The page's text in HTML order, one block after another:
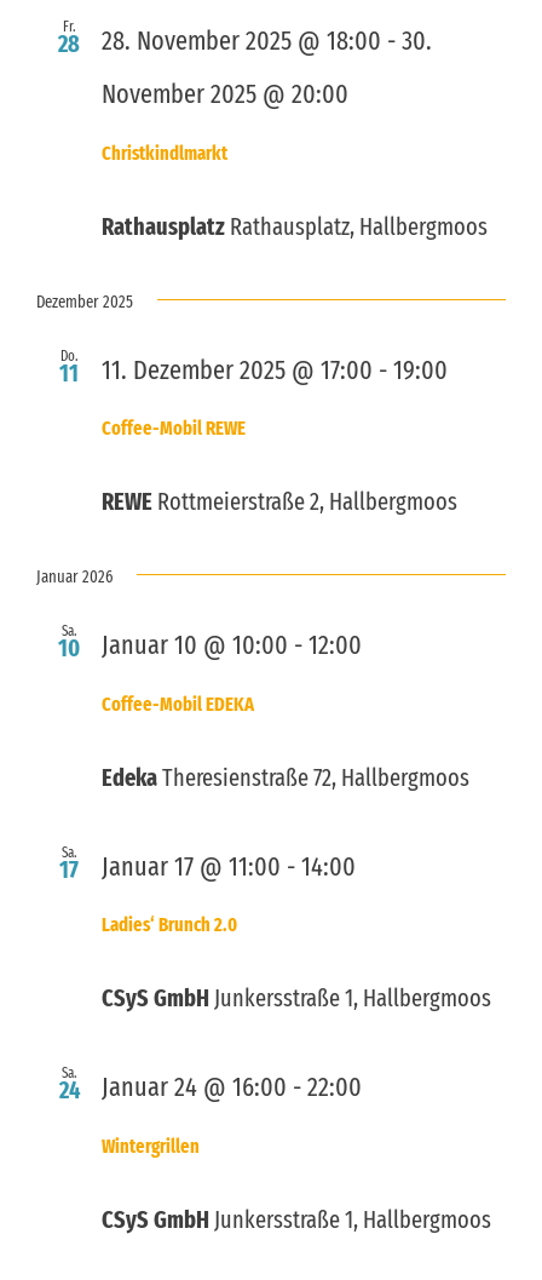
Fr.
28
Christkindlmarkt
28. November 2025 @ 18:00 -30.
November 2025 @ 20:00
Rathausplatz Rathausplatz, Hallbergmoos
Dezember 2025
Do.
11
Coffee-Mobil REWE
11. Dezember 2025 @ 17:00 -19:00
REWE Rottmeierstraße 2, Hallbergmoos
Januar 2026
Sa.
10
Coffee-Mobil EDEKA
Januar 10 @ 10:00 -12:00
EdekaTheresienstraße 72, Hallbergmoos
Sa.
17
Ladies‘ Brunch 2.0
Januar 17 @ 11:00 -14:00
CSyS GmbH Junkersstraße 1, Hallbergmoos
Sa.
24
Wintergrillen
Januar 24 @ 16:00 -22:00
CSyS GmbH Junkersstraße 1, Hallbergmoos